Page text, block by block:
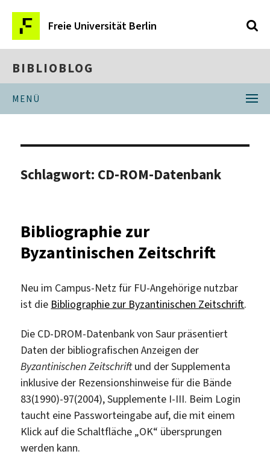
Freie Universität Berlin
BIBLIOBLOG
MENÜ
Schlagwort: CD-ROM-Datenbank
Bibliographie zur
Byzantinischen Zeitschrift
Neu im Campus-Netz für FU-Angehörige nutzbar
ist die Bibliographie zur Byzantinischen Zeitschrift.
Die CD-DROM-Datenbank von Saur präsentiert
Daten der bibliografischen Anzeigen der
Byzantinischen Zeitschriftund der Supplementa
inklusive der Rezensionshinweise für die Bände
83(1990)-97(2004), Supplemente I-III. Beim Login
taucht eine Passworteingabe auf, die mit einem
Klick auf die Schaltfläche „OK“ übersprungen
werden kann.